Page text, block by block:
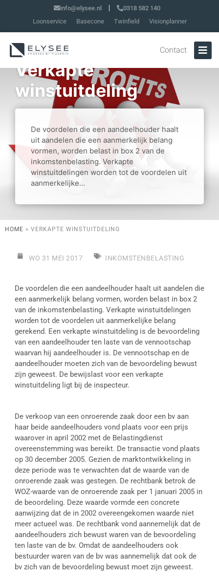
info@elysee.nl
0318 582 140
Loonservice
Basecone Twinfield Visionplanner
Contact
Verkapte
winstuitdeling
De voordelen die een aandeelhouder haalt
uit aandelen die een aanmerkelijk belang
vormen, worden belast in box 2 van de
inkomstenbelasting. Verkapte
winstuitdelingen worden tot de voordelen uit
aanmerkelijke...
HOME » VERKAPTE WINSTUITDELING
WO 31 MEI 2017 INKOMSTENBELASTING
De voordelen die een aandeelhouder haalt uit aandelen die
een aanmerkelijk belang vormen, worden belast in box 2
van de inkomstenbelasting. Verkapte winstuitdelingen
worden tot de voordelen uit aanmerkelijke belang
gerekend. Een verkapte winstuitdeling is de bevoordeling
van een aandeelhouder ten laste van de vennootschap
waarvan hij aandeelhouder is. De vennootschap en de
aandeelhouder moeten zich van de bevoordeling bewust
zijn geweest. De bewijslast voor een verkapte
winstuitdeling ligt bij de inspecteur.
De verkoop van een onroerende zaak door een bv aan
haar beide aandeelhouders vond plaats voor een prijs
waarover in april 2002 met de Belastingdienst
overeenstemming was bereikt. De transactie vond plaats
op 30 december 2005. Gezien de marktontwikkeling in
deze periode was te verwachten dat de waarde van de
onroerende zaak was gestegen. De rechtbank betrok de
WOZ-waarde van de onroerende zaak per 1 januari 2005 in
de beoordeling. Deze waarde vormde een concrete
aanwijzing dat de in 2002 overeengekomen waarde niet
meer actueel was. De rechtbank vond aannemelijk dat de
aandeelhouders zich bewust waren van de bevoordeling
ten laste van de bv. Omdat de aandeelhouders ook
bestuurder waren van de bv was aannemelijk dat ook de
bv zich van de bevoordeling bewust moet zijn geweest.